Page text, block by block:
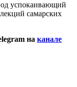
успокаивающий
самарских
на канале